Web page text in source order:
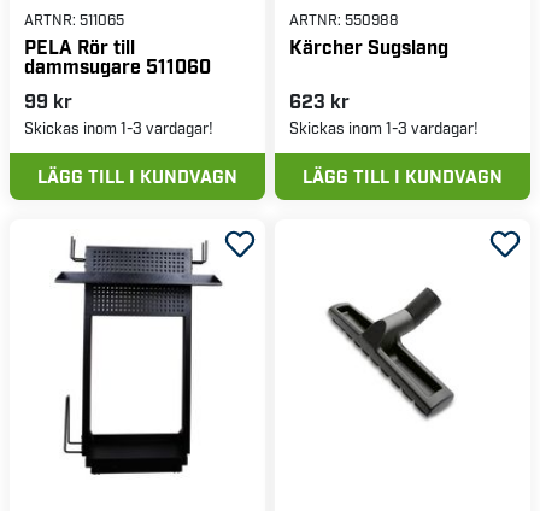
ARTNR: 511065
PELA Rör till
dammsugare 511060
99 kr
Skickas inom 1-3 vardagar!
LÄGG TILL I KUNDVAGN
ARTNR: 550988
Kärcher Sugslang
623 kr
Skickas inom 1-3 vardagar!
LÄGG TILL I KUNDVAGN